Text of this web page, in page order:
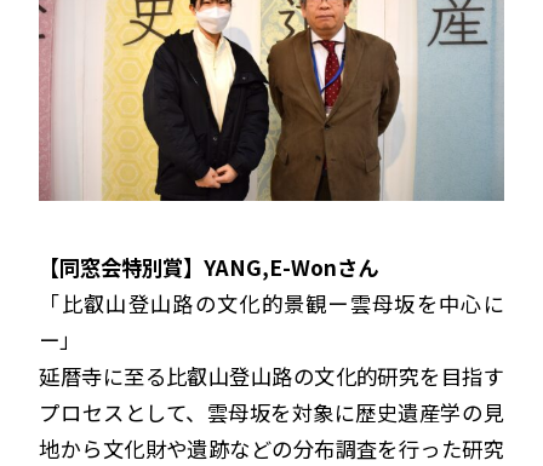
【同窓会特別賞】YANG,E-Wonさん
「比叡山登山路の文化的景観ー雲母坂を中心に
ー」
延暦寺に至る比叡山登山路の文化的研究を目指す
プロセスとして、雲母坂を対象に歴史遺産学の見
地から文化財や遺跡などの分布調査を行った研究